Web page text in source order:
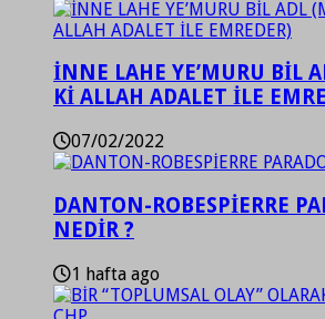
İNNE LAHE YE’MURU BİL
Kİ ALLAH ADALET İLE
07/02/2022
DANTON-ROBESPİERRE
NEDİR ?
1 hafta ago